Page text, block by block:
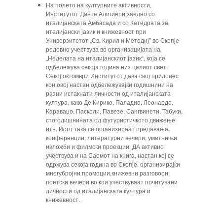
На полето на културните активности,
Институтот Данте Алигиери заедно со
италијанската Амбасада и со Катедрата за
италијански јазик и книжевност при
Универзитетот „Св. Кирил и Методиј” во Скопје
редовно учествува во организацијата на
„Неделата на италијанскиот јазик“, која се
одбележува секоја година низ целиот свет.
Секој октомври Институтот дава свој придонес
кон овој настан одбележувајќи годишнини на
разни истакнати личности од италијанската
култура, како Де Кирико, Паладио, Леонардо,
Караваџо, Пасколи, Павезе, Сангвинети, Табуки,
стогодишнината од футуристичкото движење
итн. Исто така се организираат предавања,
конференции, литературни вечери, уметнички
изложби и филмски проекции. ДА активно
учествува и на Саемот на книга, настан кој се
одржува секоја година во Скопје, организирајќи
многубројни промоции,книжевни разговори,
поетски вечери во кои учествуваат почитувани
личности од италијанската култура и
книжевност.